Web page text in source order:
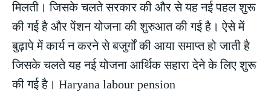
मिलती। जिसके चलते सरकार की और से यह नई पहल शुरू
की गई है और पेंशन योजना की शुरुआत की गई है। ऐसे में
बुढ़ापे में कार्य न करने से बजुर्गों की आया समाप्त हो जाती है
जिसके चलते यह नई योजना आर्थिक सहारा देने के लिए शुरू
की गई है। Haryana labour pension